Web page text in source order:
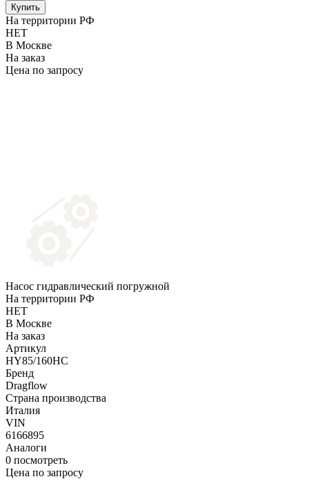
Купить
На территории РФ
НЕТ
В Москве
На заказ
Цена по запросу
Насос гидравлический погружной
На территории РФ
НЕТ
В Москве
На заказ
Артикул
HY85/160HC
Бренд
Dragflow
Страна производства
Италия
VIN
6166895
Аналоги
0 посмотреть
Цена по запросу